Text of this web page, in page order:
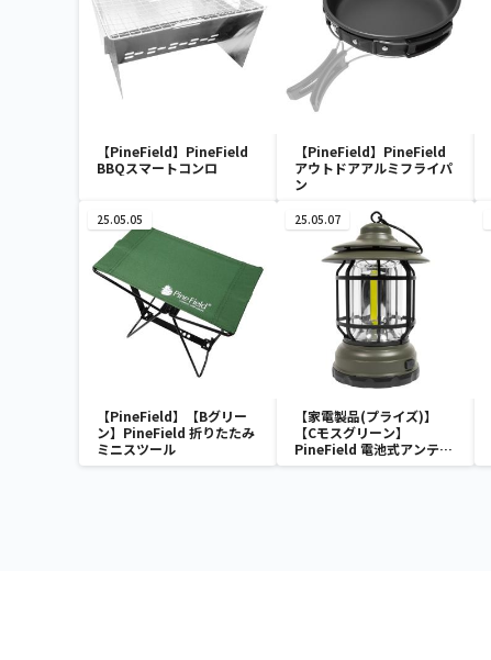
【PineField】PineField
BBQスマートコンロ
【PineField】PineField
アウトドアアルミフライパ
ン
25.05.05
【PineField】【Bグリー
ン】PineField 折りたたみ
ミニスツール
25.05.07
【家電製品(プライズ)】
【Cモスグリーン】
PineField 電池式アンティ
ークLEDランタン